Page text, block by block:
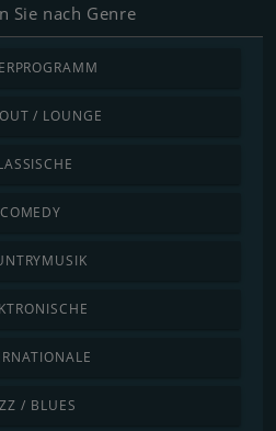
Sie nach Genre
/ LOUNGE
COMEDY
/ BLUES